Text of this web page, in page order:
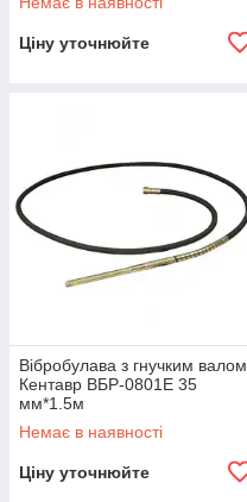
Ціну уточнюйте
Вібробулава з гнучким валом
Кентавр ВБР-0801Е 35
мм*1.5м
Немає в наявності
Ціну уточнюйте